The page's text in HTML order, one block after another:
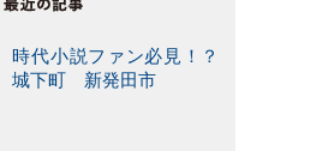
時代小説ファン必見！？
城下町 新発田市